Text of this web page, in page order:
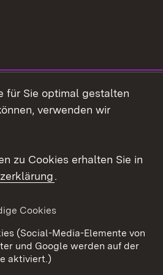
Benutzungshinweise
Cookies
für Sie optimal gestalten
verwenden wir
zu Cookies erhalten Sie in
.
Cookies
(Social-Media-Elemente von
und Google werden auf der
aktiviert.)